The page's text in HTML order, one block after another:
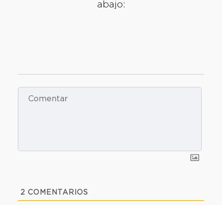
abajo:
2 COMENTARIOS